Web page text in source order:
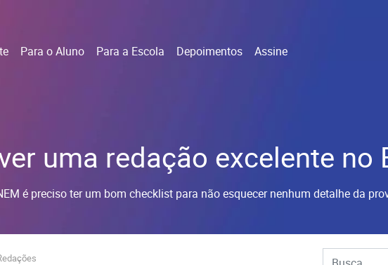
Para o Aluno Para a Escola Depoimentos Assine
uma redação excelente no
é preciso ter um bom checklist para não esquecer nenhum detalhe da